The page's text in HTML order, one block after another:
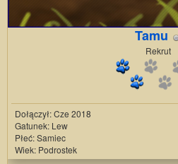
Tamu
Rekrut
Dołączył: Cze 2018
Gatunek: Lew
Płeć: Samiec
Wiek: Podrostek